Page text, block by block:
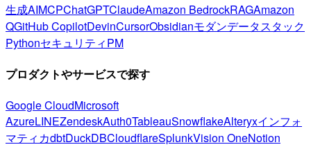
生成AIMCPChatGPTClaudeAmazon BedrockRAGAmazon
QGitHub CopilotDevinCursorObsidianモダンデータスタック
PythonセキュリティPM
プロダクトやサービスで探す
Google CloudMicrosoft
AzureLINEZendeskAuth0TableauSnowflakeAlteryxインフォ
マティカdbtDuckDBCloudflareSplunkVision OneNotion